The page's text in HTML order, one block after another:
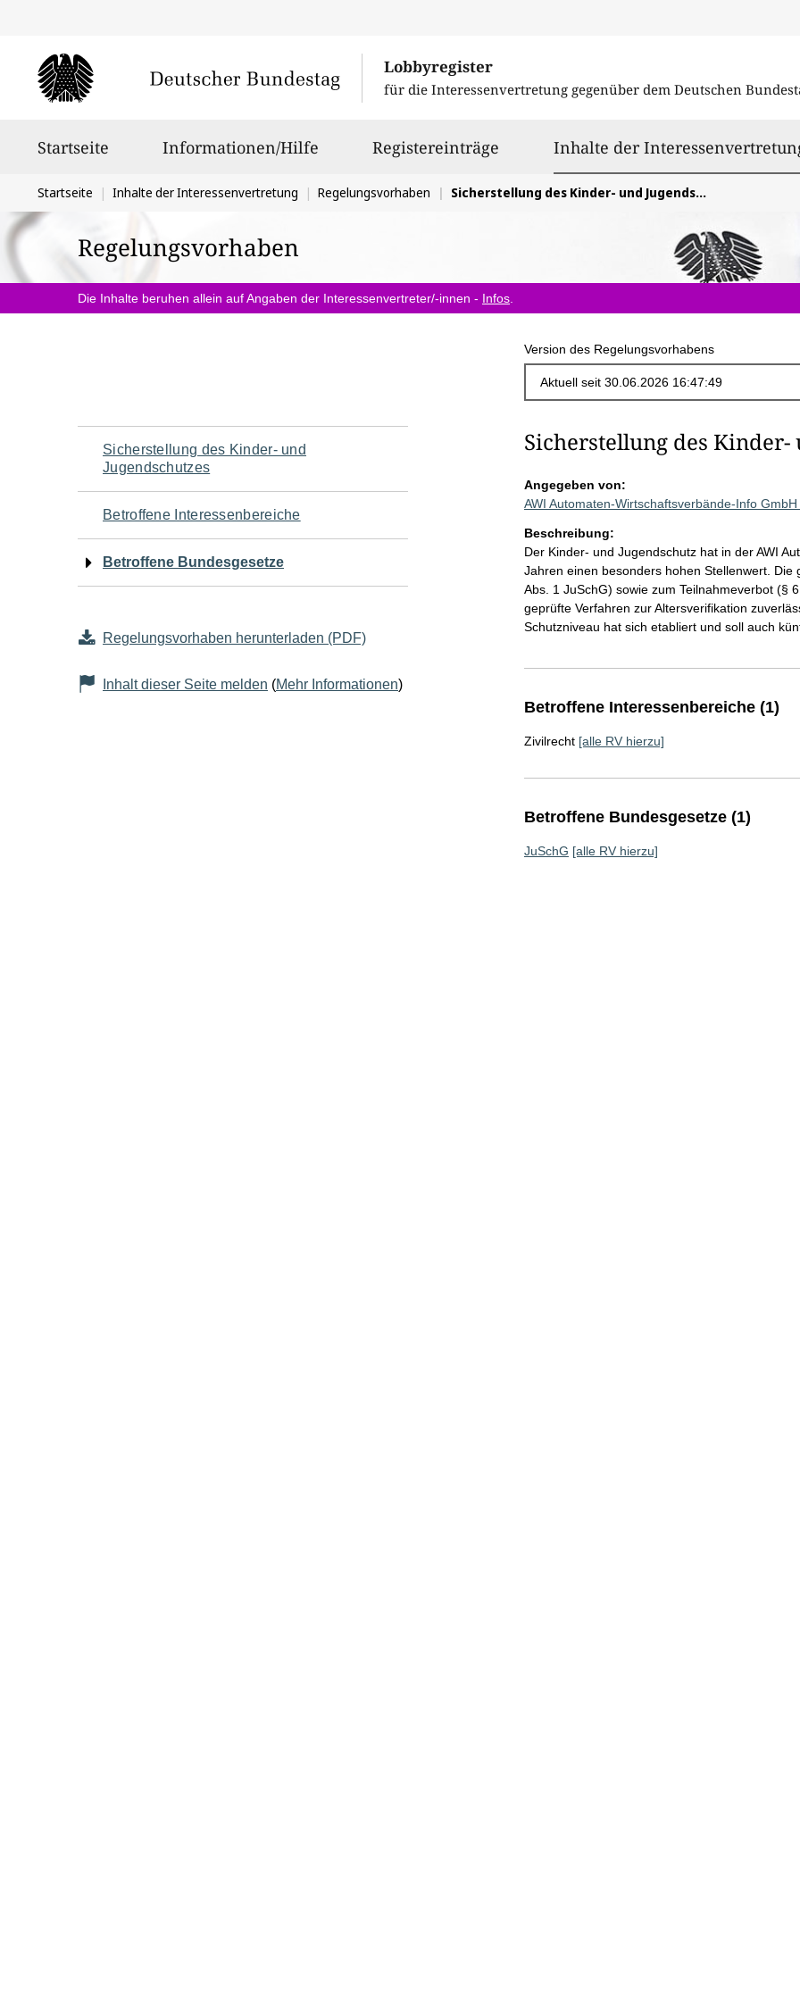
Lobbyregister
für die Interessenvertretung gegenüber dem Deutschen
Startseite Informationen/Hilfe Registereinträge Inhalte der
Sie
befinden
sich
hier:
Startseite Inhalte der Interessenvertretung Regelungsvorhaben Sicherstellung des Kinder- und Jugendschutzes
Regelungsvorhaben
Die Inhalte beruhen allein auf Angaben der Interessenvertreter/-innen - Infos
Version des Regelungsvorhabens
Navigation
für
den
Seiteninhalt
Sicherstellung des Kinder- und
Jugendschutzes
Betroffene Interessenbereiche
Betroffene Bundesgesetze
Regelungsvorhaben herunterladen (PDF)
Inhalt dieser Seite melden (Mehr Informationen)
Sicherstellung des Kinder-
Angegeben von:
AWI Automaten-Wirtschaftsverbände-Info
Beschreibung:
Der Kinder- und Jugendschutz hat in der AWI
Jahren einen besonders hohen Stellenwert.
Abs. 1 JuSchG) sowie zum Teilnahmeverbot (§
geprüfte Verfahren zur Altersverifikation
Schutzniveau hat sich etabliert und soll auch
Betroffene Interessenbereiche (1)
Zivilrecht [alle RV hierzu]
Betroffene Bundesgesetze (1)
JuSchG [alle RV hierzu]